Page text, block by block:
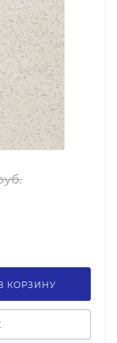
КОРЗИНУ